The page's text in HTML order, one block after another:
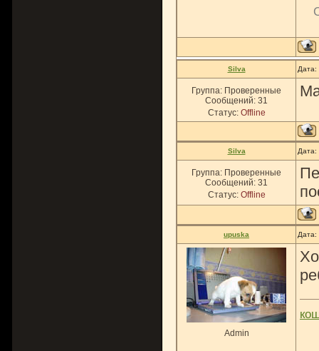
Silva
Группа: Проверенные
Сообщений: 31
Статус: Offline
Silva
Группа: Проверенные
Сообщений: 31
Статус: Offline
upuska
Admin